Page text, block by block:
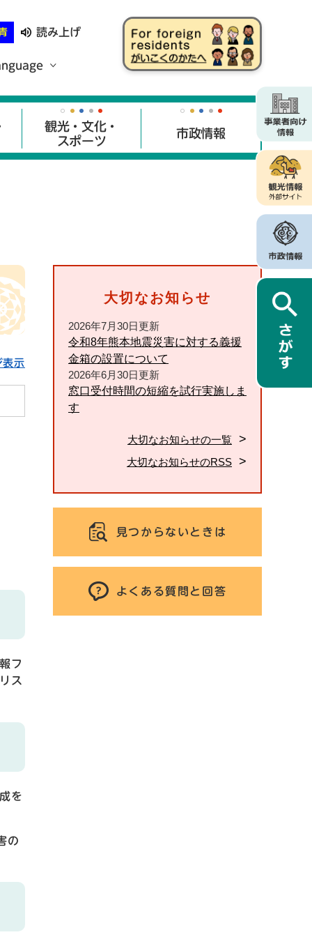
読み上げ
観光・文化・
スポーツ
市政情報
表示
フ
ス
を
の
大切なお知らせ
2026年7月30日更新
令和8年熊本地震災害に対する義援
金箱の設置について
2026年6月30日更新
窓口受付時間の短縮を試行実施しま
す
大切なお知らせの一覧
大切なお知らせのRSS
見つからないときは
よくある質問と回答